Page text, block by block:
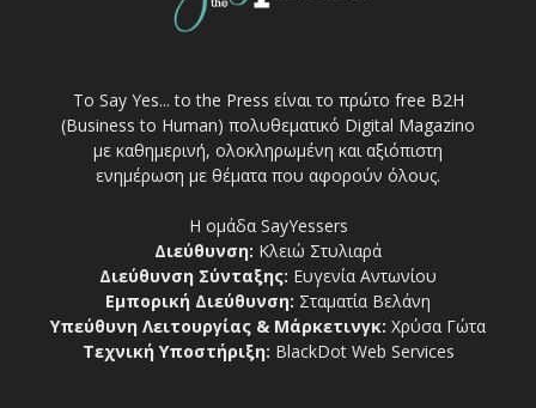
Το Say Yes... to the Press είναι το πρώτο free Β2Η
(Business to Human) πολυθεματικό Digital Magazino
με καθημερινή, ολοκληρωμένη και αξιόπιστη
ενημέρωση με θέματα που αφορούν όλους.
Η ομάδα SayYessers
Διεύθυνση: Κλειώ Στυλιαρά
Διεύθυνση Σύνταξης: Ευγενία Αντωνίου
Εμπορική Διεύθυνση: Σταματία Βελάνη
Υπεύθυνη Λειτουργίας & Μάρκετινγκ: Χρύσα Γώτα
Τεχνική Υποστήριξη: BlackDot Web Services